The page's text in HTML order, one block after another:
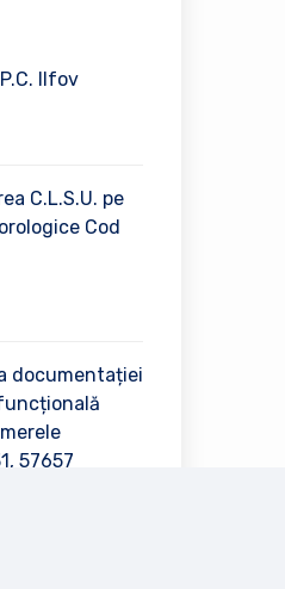
Ilfov
C.L.S.U. pe
Cod
documentației
57657